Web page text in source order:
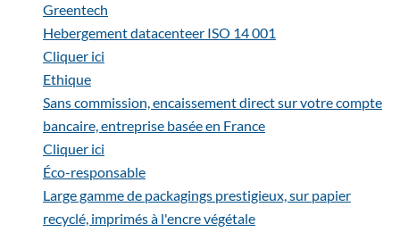
Greentech
Hebergement datacenteer ISO 14 001
Cliquer ici
Ethique
Sans commission, encaissement direct sur votre compte
bancaire, entreprise basée en France
Cliquer ici
Éco-responsable
Large gamme de packagings prestigieux, sur papier
recyclé, imprimés à l'encre végétale